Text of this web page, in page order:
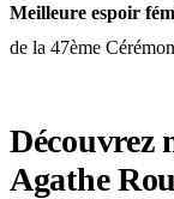
Meilleure espoir
de la 47ème
Découvrez
Agathe